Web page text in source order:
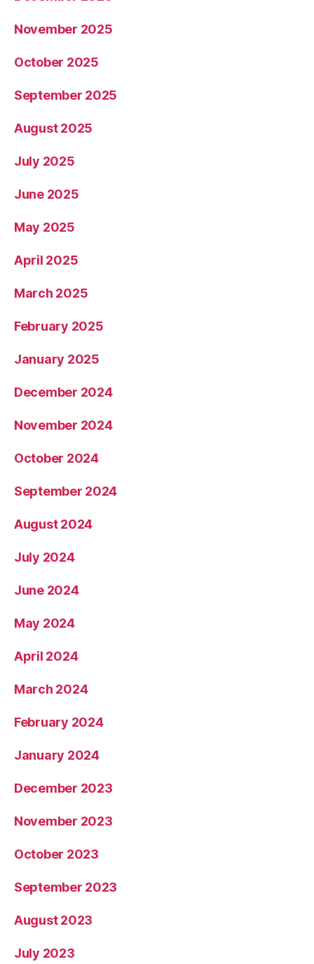
November 2025
October 2025
September 2025
August 2025
July 2025
June 2025
May 2025
April 2025
March 2025
February 2025
January 2025
December 2024
November 2024
October 2024
September 2024
August 2024
July 2024
June 2024
May 2024
April 2024
March 2024
February 2024
January 2024
December 2023
November 2023
October 2023
September 2023
August 2023
July 2023